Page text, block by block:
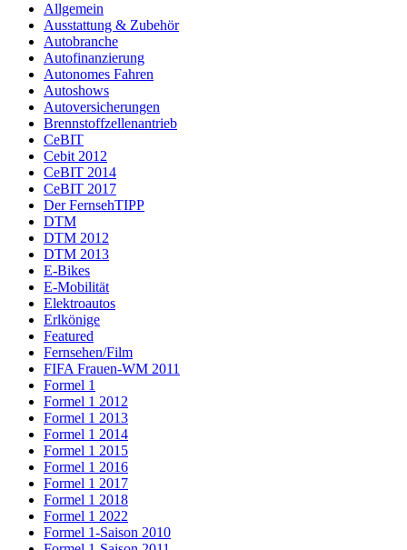
Allgemein
Ausstattung & Zubehör
Autobranche
Autofinanzierung
Autonomes Fahren
Autoshows
Autoversicherungen
Brennstoffzellenantrieb
CeBIT
Cebit 2012
CeBIT 2014
CeBIT 2017
Der FernsehTIPP
DTM
DTM 2012
DTM 2013
E-Bikes
E-Mobilität
Elektroautos
Erlkönige
Featured
Fernsehen/Film
FIFA Frauen-WM 2011
Formel 1
Formel 1 2012
Formel 1 2013
Formel 1 2014
Formel 1 2015
Formel 1 2016
Formel 1 2017
Formel 1 2018
Formel 1 2022
Formel 1-Saison 2010